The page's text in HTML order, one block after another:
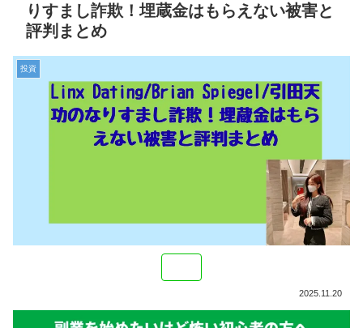
りすまし詐欺！埋蔵金はもらえない被害と
評判まとめ
投資
2025.11.20